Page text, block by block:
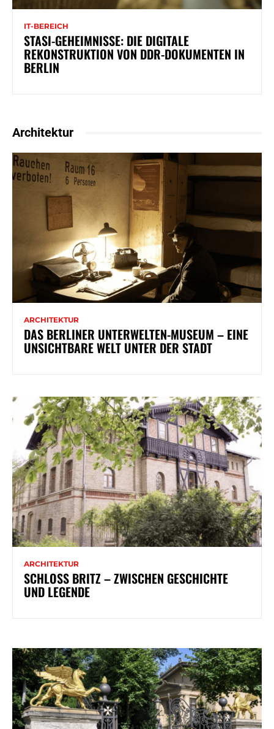
IT-BEREICH
STASI-GEHEIMNISSE: DIE DIGITALE
REKONSTRUKTION VON DDR-DOKUMENTEN IN
BERLIN
Architektur
ARCHITEKTUR
DAS BERLINER UNTERWELTEN-MUSEUM – EINE
UNSICHTBARE WELT UNTER DER STADT
ARCHITEKTUR
SCHLOSS BRITZ – ZWISCHEN GESCHICHTE
UND LEGENDE